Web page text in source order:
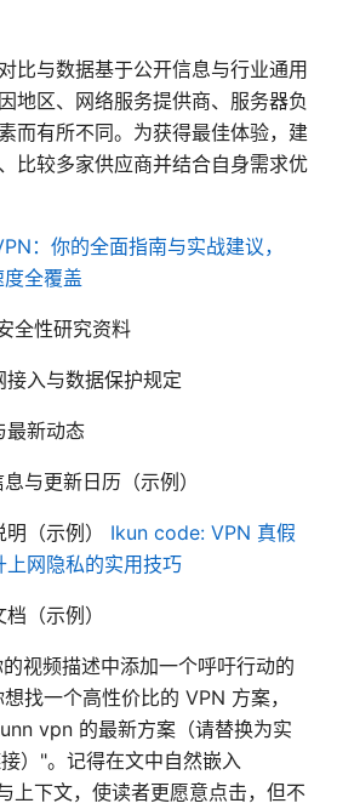
比与数据基于公开信息与行业通用
地区、网络服务提供商、服务器负
而有所不同。为获得最佳体验，建
比较多家供应商并结合自身需求优
：你的全面指南与实战建议，
全覆盖
全性研究资料
入与数据保护规定
最新动态
与更新日历（示例）
（示例） Ikun code: VPN 真假
上网隐私的实用技巧
（示例）
视频描述中添加一个呼吁行动的
找一个高性价比的 VPN 方案，
vpn 的最新方案（请替换为实
）"。记得在文中自然嵌入
上下文，使读者更愿意点击，但不